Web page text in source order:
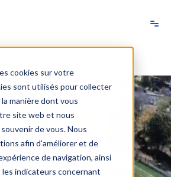
cookies sur votre
sont utilisés pour collecter
manière dont vous
site web et nous
de vous. Nous
afin d'améliorer et de
de navigation, ainsi
indicateurs concernant